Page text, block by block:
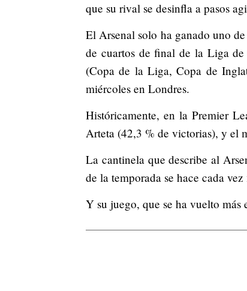
que su rival se desinfla a pasos
El Arsenal solo ha ganado uno
de cuartos de final de la Liga de
(Copa de la Liga, Copa de
miércoles en Londres.
Históricamente, en la Premier
Arteta (42,3 % de victorias), y el
La cantinela que describe al
de la temporada se hace cada
Y su juego, que se ha vuelto más